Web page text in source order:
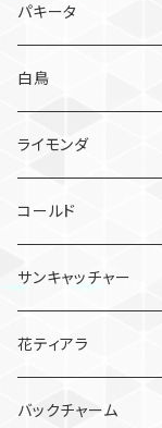
花園
ドルシネア
森の女王
キューピッド
ローズ
オーロラ姫
リラの精
宝石
フロリナ姫
シンデレラ
花園
パキータ
エトワール
ソリスト
白鳥
オデット
オディール
パドトロワ
ライモンダ
ライモンダ
ピチカート
夢の場
コールド
サンキャッチャー
花ティアラ
バックチャーム